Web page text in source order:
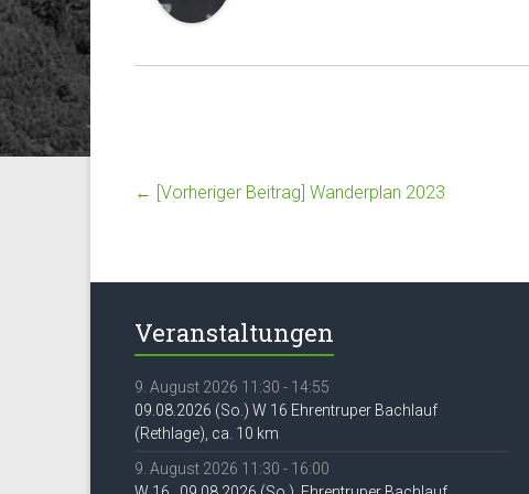
← [Vorheriger Beitrag] Wanderplan 2023
Veranstaltungen
9. August 2026 11:30 - 14:55
09.08.2026 (So.) W 16 Ehrentruper Bachlauf
(Rethlage), ca. 10 km
9. August 2026 11:30 - 16:00